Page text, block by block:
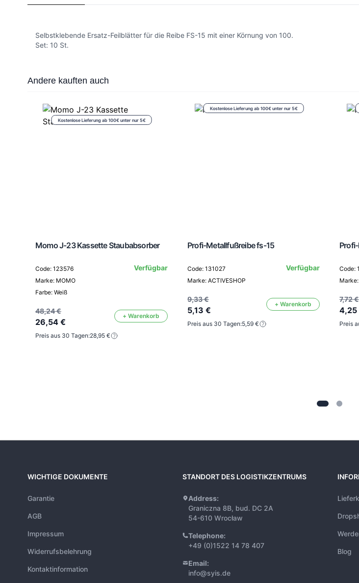
Selbstklebende Ersatz-Feilblätter für die Reibe FS-15 mit einer Körnung von 100.
Set: 10 St.
Press to skip carousel
Andere kauften auch
Kostenlose Lieferung ab 100€ unter nur 5€
Momo J-23 Kassette Staubabsorber
Code: 123576
Marke: MOMO
Farbe: Weiß
Verfügbar
48,24 €
26,54 €
+ Warenkorb
Preis aus 30 Tagen:28,95 €
Kostenlose Lieferung ab 100€ unter nur 5€
Profi-Metallfußreibe fs-15
Code: 131027
Marke: ACTIVESHOP
Verfügbar
9,33 €
5,13 €
+ Warenkorb
Preis aus 30 Tagen:5,59 €
Code:
7,72 €
4,25
Preis
WICHTIGE DOKUMENTE
Garantie
AGB
Impressum
Widerrufsbelehrung
Kontaktinformation
STANDORT DES LOGISTIKZENTRUMS
Address:
Graniczna 8B, bud. DC 2A
54-610 Wrocław
Telephone:
+49 (0)1522 14 78 407
Email:
info@syis.de
Blog